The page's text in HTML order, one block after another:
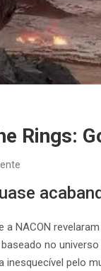
Rings:
a NACON
no
inesquecível pelo